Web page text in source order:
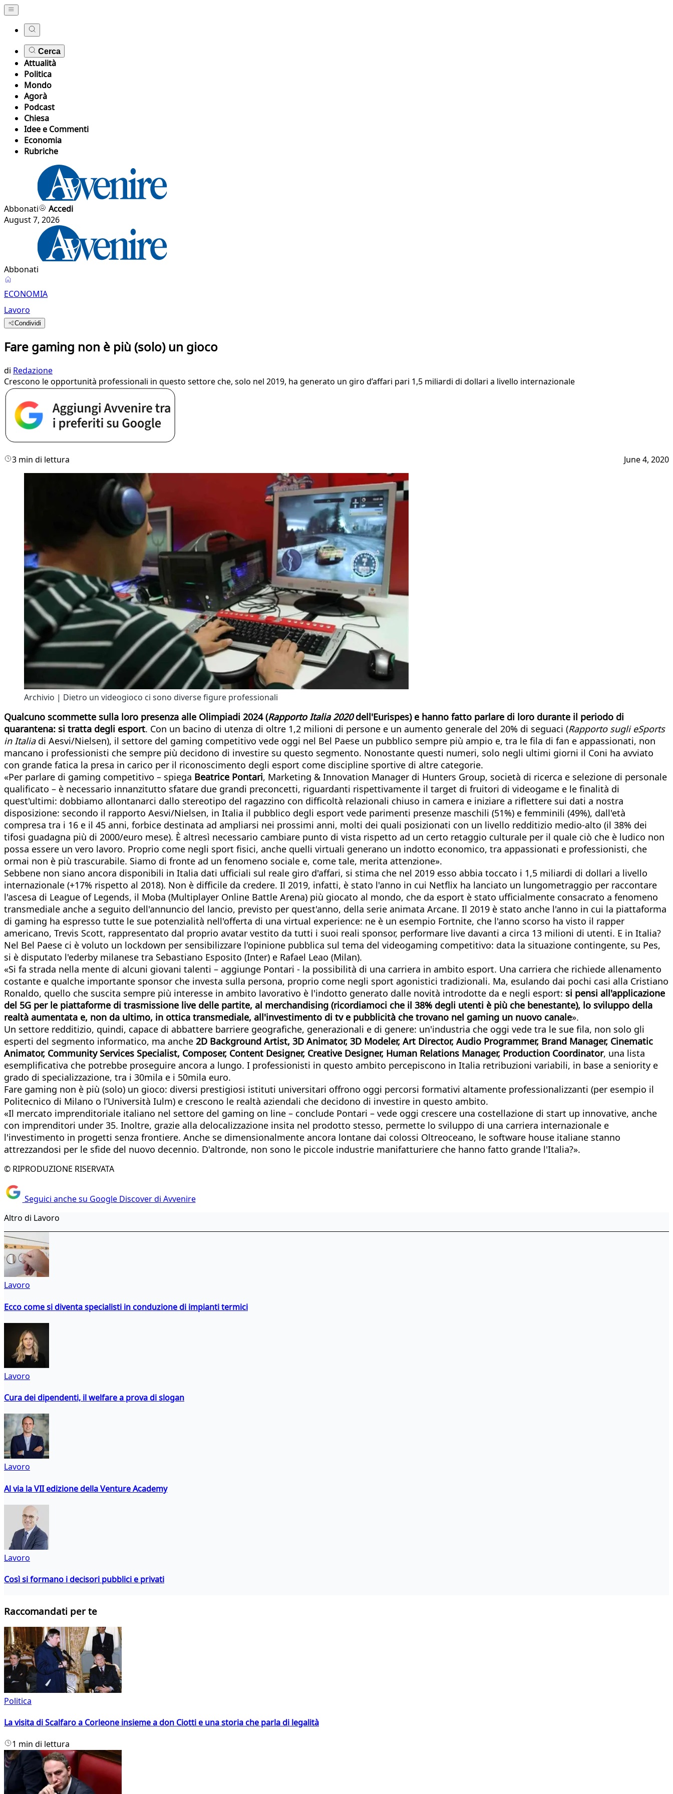
Cerca
Attualità
Politica
Mondo
Agorà
Podcast
Chiesa
Idee e Commenti
Economia
Rubriche
Abbonati
Accedi
August 7, 2026
Abbonati
ECONOMIA
Lavoro
Condividi
Fare gaming non è più (solo) un gioco
di Redazione
Crescono le opportunità professionali in questo settore che, solo nel 2019, ha generato un giro d’affari pari 1,5 miliardi di dollari a livello internazionale
3 min di lettura June 4, 2020
Archivio | Dietro un videogioco ci sono diverse figure professionali
Qualcuno scommette sulla loro presenza alle Olimpiadi 2024 (Rapporto Italia 2020dell'Eurispes) e hanno fatto parlare di loro durante il periodo di
quarantena: si tratta degli esport. Con un bacino di utenza di oltre 1,2 milioni di persone e un aumento generale del 20% di seguaci (Rapporto sugli eSports
in Italiadi Aesvi/Nielsen), il settore del gaming competitivo vede oggi nel Bel Paese un pubblico sempre più ampio e, tra le fila di fan e appassionati, non
mancano i professionisti che sempre più decidono di investire su questo segmento. Nonostante questi numeri, solo negli ultimi giorni il Coni ha avviato
con grande fatica la presa in carico per il riconoscimento degli esport come discipline sportive di altre categorie.
«Per parlare di gaming competitivo – spiega Beatrice Pontari, Marketing & Innovation Manager di Hunters Group, società di ricerca e selezione di personale
qualificato – è necessario innanzitutto sfatare due grandi preconcetti, riguardanti rispettivamente il target di fruitori di videogame e le finalità di
quest'ultimi: dobbiamo allontanarci dallo stereotipo del ragazzino con difficoltà relazionali chiuso in camera e iniziare a riflettere sui dati a nostra
disposizione: secondo il rapporto Aesvi/Nielsen, in Italia il pubblico degli esport vede parimenti presenze maschili (51%) e femminili (49%), dall'età
compresa tra i 16 e il 45 anni, forbice destinata ad ampliarsi nei prossimi anni, molti dei quali posizionati con un livello redditizio medio-alto (il 38% dei
tifosi guadagna più di 2000/euro mese). È altresì necessario cambiare punto di vista rispetto ad un certo retaggio culturale per il quale ciò che è ludico non
possa essere un vero lavoro. Proprio come negli sport fisici, anche quelli virtuali generano un indotto economico, tra appassionati e professionisti, che
ormai non è più trascurabile. Siamo di fronte ad un fenomeno sociale e, come tale, merita attenzione».
Sebbene non siano ancora disponibili in Italia dati ufficiali sul reale giro d'affari, si stima che nel 2019 esso abbia toccato i 1,5 miliardi di dollari a livello
internazionale (+17% rispetto al 2018). Non è difficile da credere. Il 2019, infatti, è stato l'anno in cui Netflix ha lanciato un lungometraggio per raccontare
l'ascesa di League of Legends, il Moba (Multiplayer Online Battle Arena) più giocato al mondo, che da esport è stato ufficialmente consacrato a fenomeno
transmediale anche a seguito dell'annuncio del lancio, previsto per quest'anno, della serie animata Arcane. Il 2019 è stato anche l'anno in cui la piattaforma
di gaming ha espresso tutte le sue potenzialità nell'offerta di una virtual experience: ne è un esempio Fortnite, che l'anno scorso ha visto il rapper
americano, Trevis Scott, rappresentato dal proprio avatar vestito da tutti i suoi reali sponsor, performare live davanti a circa 13 milioni di utenti. E in Italia?
Nel Bel Paese ci è voluto un lockdown per sensibilizzare l'opinione pubblica sul tema del videogaming competitivo: data la situazione contingente, su Pes,
si è disputato l'ederby milanese tra Sebastiano Esposito (Inter) e Rafael Leao (Milan).
«Si fa strada nella mente di alcuni giovani talenti – aggiunge Pontari - la possibilità di una carriera in ambito esport. Una carriera che richiede allenamento
costante e qualche importante sponsor che investa sulla persona, proprio come negli sport agonistici tradizionali. Ma, esulando dai pochi casi alla Cristiano
Ronaldo, quello che suscita sempre più interesse in ambito lavorativo è l'indotto generato dalle novità introdotte da e negli esport: si pensi all'applicazione
del 5G per le piattaforme di trasmissione live delle partite, al merchandising (ricordiamoci che il 38% degli utenti è più che benestante), lo sviluppo della
realtà aumentata e, non da ultimo, in ottica transmediale, all'investimento di tv e pubblicità che trovano nel gaming un nuovo canale».
Un settore redditizio, quindi, capace di abbattere barriere geografiche, generazionali e di genere: un'industria che oggi vede tra le sue fila, non solo gli
esperti del segmento informatico, ma anche 2D Background Artist, 3D Animator, 3D Modeler, Art Director, Audio Programmer, Brand Manager, Cinematic
Animator, Community Services Specialist, Composer, Content Designer, Creative Designer, Human Relations Manager, Production Coordinator, una lista
esemplificativa che potrebbe proseguire ancora a lungo. I professionisti in questo ambito percepiscono in Italia retribuzioni variabili, in base a seniority e
grado di specializzazione, tra i 30mila e i 50mila euro.
Fare gaming non è più (solo) un gioco: diversi prestigiosi istituti universitari offrono oggi percorsi formativi altamente professionalizzanti (per esempio il
Politecnico di Milano o l’Università Iulm) e crescono le realtà aziendali che decidono di investire in questo ambito.
«Il mercato imprenditoriale italiano nel settore del gaming on line – conclude Pontari – vede oggi crescere una costellazione di start up innovative, anche
con imprenditori under 35. Inoltre, grazie alla delocalizzazione insita nel prodotto stesso, permette lo sviluppo di una carriera internazionale e
l'investimento in progetti senza frontiere. Anche se dimensionalmente ancora lontane dai colossi Oltreoceano, le software house italiane stanno
attrezzandosi per le sfide del nuovo decennio. D'altronde, non sono le piccole industrie manifatturiere che hanno fatto grande l'Italia?».
© RIPRODUZIONE RISERVATA
Seguici anche su Google Discover di Avvenire
Altro di Lavoro
Lavoro
Ecco come si diventa specialisti in conduzione di impianti termici
Lavoro
Cura dei dipendenti, il welfare a prova di slogan
Lavoro
Al via la VII edizione della Venture Academy
Lavoro
Così si formano i decisori pubblici e privati
Raccomandati per te
Politica
La visita di Scalfaro a Corleone insieme a don Ciotti e una storia che parla di legalità
1 min di lettura